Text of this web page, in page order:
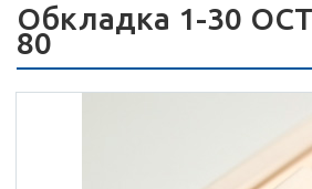
Обкладка 1-30
80